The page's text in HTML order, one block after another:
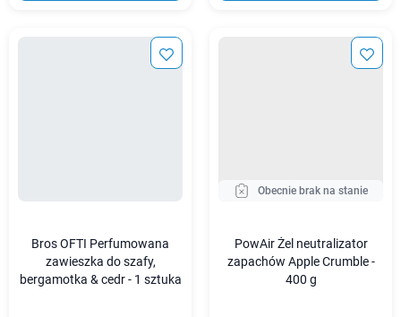
Bros OFTI Perfumowana
zawieszka do szafy,
bergamotka & cedr - 1 sztuka
Obecnie brak na stanie
PowAir Żel neutralizator
zapachów Apple Crumble -
400 g